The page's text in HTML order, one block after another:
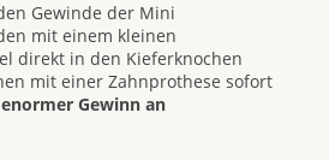
Gewinde der Mini
mit einem kleinen
direkt in den Kieferknochen
mit einer Zahnprothese sofort
Gewinn an